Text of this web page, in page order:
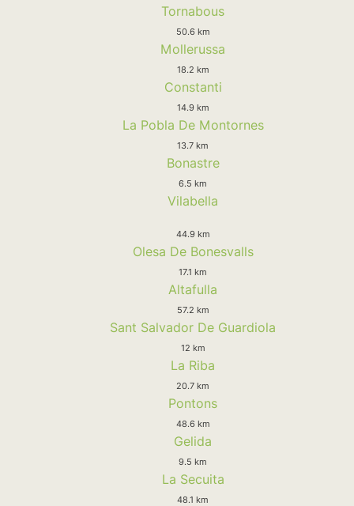
Tornabous
50.6 km
Mollerussa
18.2 km
Constanti
14.9 km
La Pobla De Montornes
13.7 km
Bonastre
6.5 km
Vilabella
44.9 km
Olesa De Bonesvalls
17.1 km
Altafulla
57.2 km
Sant Salvador De Guardiola
12 km
La Riba
20.7 km
Pontons
48.6 km
Gelida
9.5 km
La Secuita
48.1 km